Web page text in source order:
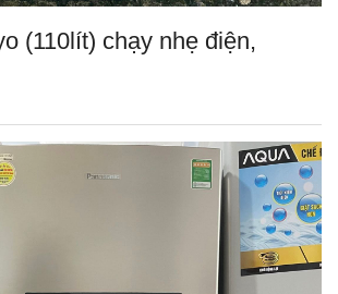
(110lít) chạy nhẹ điện,